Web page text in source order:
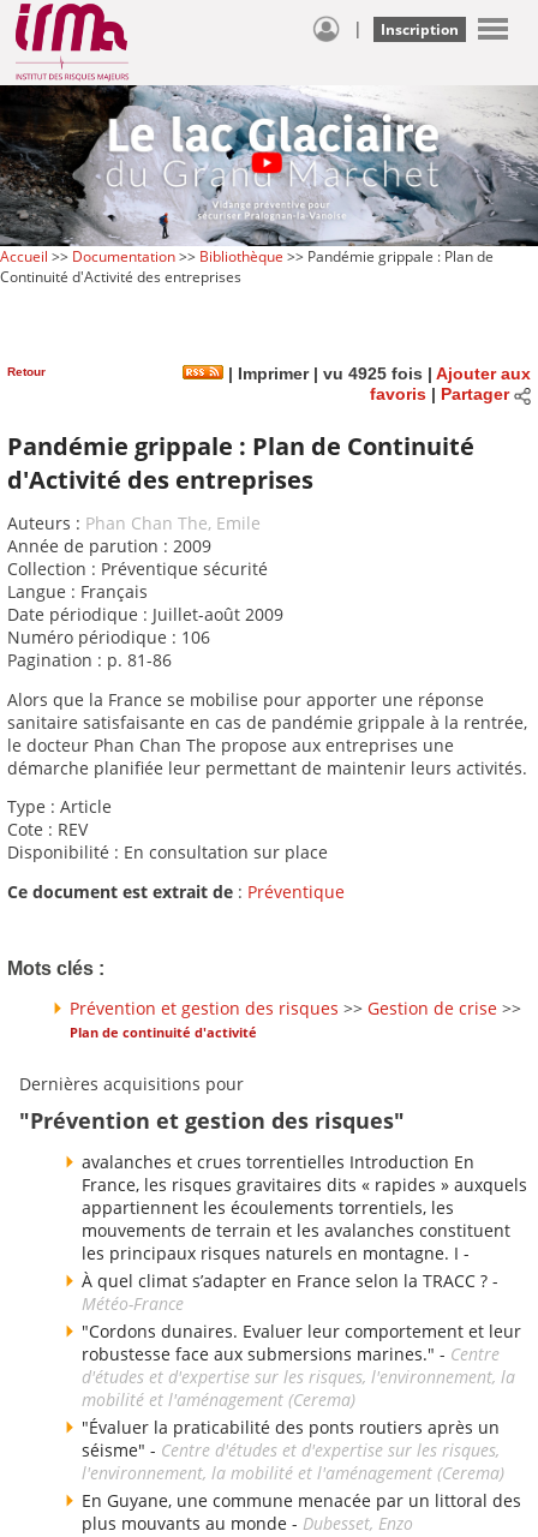
| Inscription
Accueil >> Documentation>> Bibliothèque >> Pandémie grippale : Plan de
Continuité d'Activité des entreprises
Retour | Imprimer| vu 4925 fois | Ajouter aux
favoris| Partager
Pandémie grippale : Plan de Continuité
d'Activité des entreprises
Auteurs : Phan Chan The, Emile
Année de parution : 2009
Collection : Préventique sécurité
Langue : Français
Date périodique : Juillet-août 2009
Numéro périodique : 106
Pagination : p. 81-86
Alors que la France se mobilise pour apporter une réponse
sanitaire satisfaisante en cas de pandémie grippale à la rentrée,
le docteur Phan Chan The propose aux entreprises une
démarche planifiée leur permettant de maintenir leurs activités.
Type : Article
Cote : REV
Disponibilité : En consultation sur place
Ce document est extrait de : Préventique
Mots clés :
Prévention et gestion des risques >> Gestion de crise >>
Plan de continuité d'activité
Dernières acquisitions pour
"Prévention et gestion des risques"
avalanches et crues torrentielles Introduction En
France, les risques gravitaires dits « rapides » auxquels
appartiennent les écoulements torrentiels, les
mouvements de terrain et les avalanches constituent
les principaux risques naturels en montagne. I -
À quel climat s’adapter en France selon la TRACC ? -
Météo-France
"Cordons dunaires. Evaluer leur comportement et leur
robustesse face aux submersions marines." - Centre
d'études et d'expertise sur les risques, l'environnement, la
mobilité et l'aménagement (Cerema)
"Évaluer la praticabilité des ponts routiers après un
séisme" - Centre d'études et d'expertise sur les risques,
l'environnement, la mobilité et l'aménagement (Cerema)
En Guyane, une commune menacée par un littoral des
plus mouvants au monde - Dubesset, Enzo